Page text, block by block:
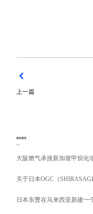
上一篇
相关资讯
大阪燃气承接新加坡甲烷化